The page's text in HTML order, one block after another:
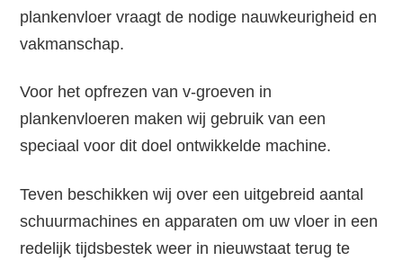
plankenvloer vraagt de nodige nauwkeurigheid en
vakmanschap.
Voor het opfrezen van v-groeven in
plankenvloeren maken wij gebruik van een
speciaal voor dit doel ontwikkelde machine.
Teven beschikken wij over een uitgebreid aantal
schuurmachines en apparaten om uw vloer in een
redelijk tijdsbestek weer in nieuwstaat terug te